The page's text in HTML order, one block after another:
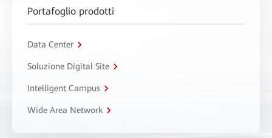
Portafoglio prodotti
Data Center
Soluzione Digital Site
Intelligent Campus
Wide Area Network